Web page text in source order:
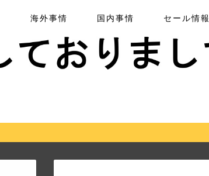
海外事情 国内事情 セール情報